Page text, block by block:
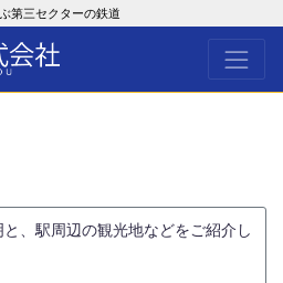
第三セクターの鉄道
、駅周辺の観光地などをご紹介し